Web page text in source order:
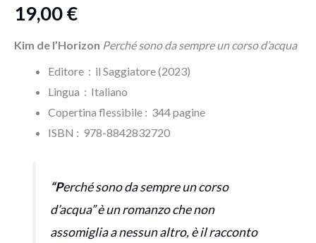
19,00€
Kim de l’Horizon Perché sono da sempre un corso d’acqua
Editore ‏ : ‎ il Saggiatore (2023)
Lingua ‏ : ‎ Italiano
Copertina flessibile : ‎ 344 pagine
ISBN‏ : ‎ 978-8842832720
“Perché sono da sempre un corso
d’acqua” è un romanzo che non
assomiglia a nessun altro, è il racconto
quantità